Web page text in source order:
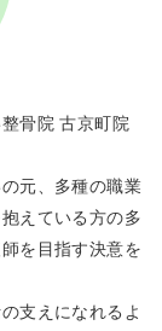
骨院 古京町院
元、多種の職業
えている方の多
を目指す決意を
支えになれるよ